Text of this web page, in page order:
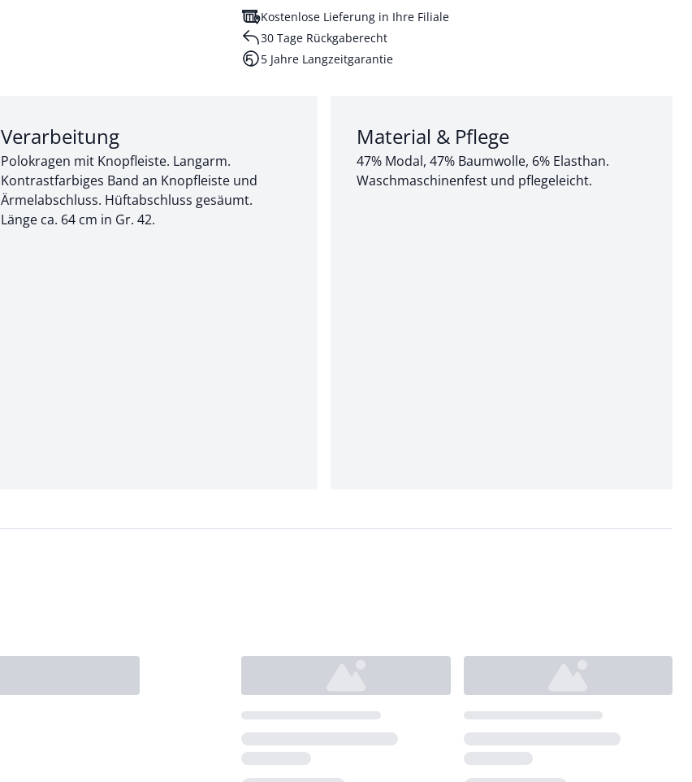
Kostenlose Lieferung in Ihre Filiale
30 Tage Rückgaberecht
5 Jahre Langzeitgarantie
Abschnitt 2 von 3:
Verarbeitung
Polokragen mit Knopfleiste. Langarm.
Kontrastfarbiges Band an Knopfleiste und
Ärmelabschluss. Hüftabschluss gesäumt.
Länge ca. 64 cm in Gr. 42.
Abschnitt 3 von 3:
Material & Pflege
47% Modal, 47% Baumwolle, 6% Elasthan.
Waschmaschinenfest und pflegeleicht.